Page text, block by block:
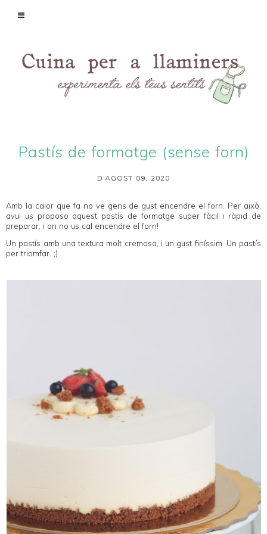
Pastís de formatge (sense forn)
D’AGOST 09, 2020
Amb la calor que fa no ve gens de gust encendre el forn. Per això,
avui us proposo aquest pastís de formatge super fàcil i ràpid de
preparar, i on no us cal encendre el forn!
Un pastís amb una textura molt cremosa, i un gust finíssim. Un pastís
per triomfar. ;)